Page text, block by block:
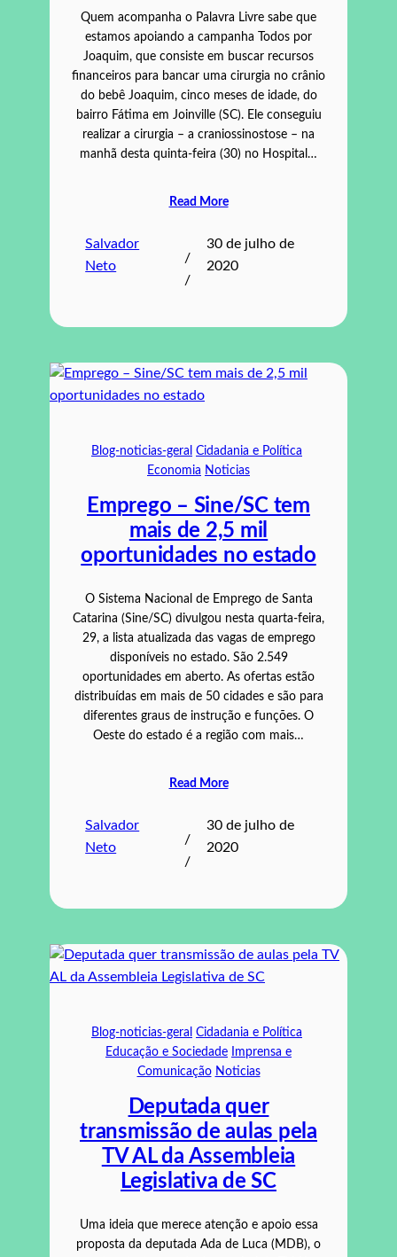
Quem acompanha o Palavra Livre sabe que
estamos apoiando a campanha Todos por
Joaquim, que consiste em buscar recursos
financeiros para bancar uma cirurgia no crânio
do bebê Joaquim, cinco meses de idade, do
bairro Fátima em Joinville (SC). Ele conseguiu
realizar a cirurgia – a craniossinostose – na
manhã desta quinta-feira (30) no Hospital…
Read More
Salvador
Neto
/
/
30 de julho de
2020
Blog-noticias-geral Cidadania e Política
Economia Noticias
Emprego – Sine/SC tem
mais de 2,5 mil
oportunidades no estado
O Sistema Nacional de Emprego de Santa
Catarina (Sine/SC) divulgou nesta quarta-feira,
29, a lista atualizada das vagas de emprego
disponíveis no estado. São 2.549
oportunidades em aberto. As ofertas estão
distribuídas em mais de 50 cidades e são para
diferentes graus de instrução e funções. O
Oeste do estado é a região com mais…
Read More
Salvador
Neto
/
/
30 de julho de
2020
Blog-noticias-geral Cidadania e Política
Educação e Sociedade
Imprensa e
Comunicação Noticias
Deputada quer
transmissão de aulas pela
TV AL da Assembleia
Legislativa de SC
Uma ideia que merece atenção e apoio essa
proposta da deputada Ada de Luca (MDB), o